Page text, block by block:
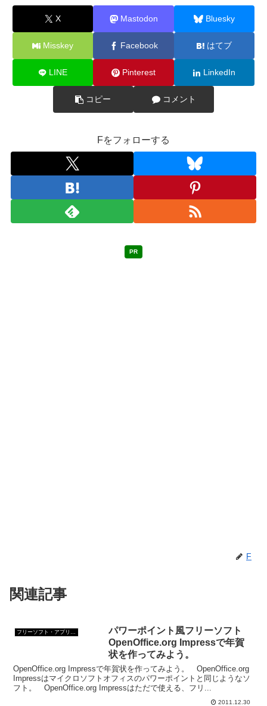
X Mastodon Bluesky
Misskey Facebook はてブ
LINE Pinterest LinkedIn
コピー コメント
Fをフォローする
PR
F
関連記事
パワーポイント風フリーソフト
OpenOffice.org Impressで年賀
状を作ってみよう。
OpenOffice.org Impressで年賀状を作ってみよう。 OpenOffice.org
Impressはマイクロソフトオフィスのパワーポイントと同じようなソ
フト。 OpenOffice.org Impressはただで使える、フリ...
2011.12.30